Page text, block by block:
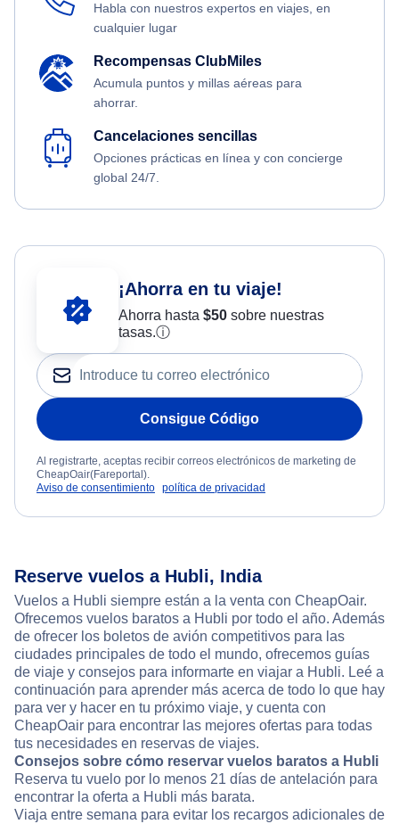
Habla con nuestros expertos en viajes, en
cualquier lugar
Recompensas ClubMiles
Acumula puntos y millas aéreas para
ahorrar.
Cancelaciones sencillas
Opciones prácticas en línea y con concierge
global 24/7.
¡Ahorra en tu viaje!
Ahorra hasta $50sobre nuestras
tasas.ⓘ
Consigue Código
Al registrarte, aceptas recibir correos electrónicos de marketing de
CheapOair(Fareportal).
Aviso de consentimiento política de privacidad
Reserve vuelos a Hubli, India
Vuelos a Hubli siempre están a la venta con CheapOair.
Ofrecemos vuelos baratos a Hubli por todo el año. Además
de ofrecer los boletos de avión competitivos para las
ciudades principales de todo el mundo, ofrecemos guías
de viaje y consejos para informarte en viajar a Hubli. Leé a
continuación para aprender más acerca de todo lo que hay
para ver y hacer en tu próximo viaje, y cuenta con
CheapOair para encontrar las mejores ofertas para todas
tus necesidades en reservas de viajes.
Consejos sobre cómo reservar vuelos baratos a Hubli
Reserva tu vuelo por lo menos 21 días de antelación para
encontrar la oferta a Hubli más barata.
Viaja entre semana para evitar los recargos adicionales de